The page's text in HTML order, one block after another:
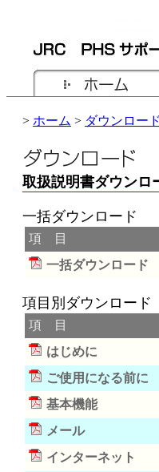
> ホーム > ダウンロード
取扱説明書ダウンロ
一括ダウンロード
項 目
一括ダウンロード
項目別ダウンロード
項 目
はじめに
ご使用になる前に
基本機能
メール
インターネット